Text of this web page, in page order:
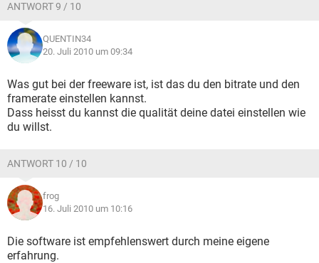
ANTWORT 9 / 10
QUENTIN34
20. Juli 2010 um 09:34
Was gut bei der freeware ist, ist das du den bitrate und den
framerate einstellen kannst.
Dass heisst du kannst die qualität deine datei einstellen wie
du willst.
ANTWORT 10 / 10
frog
16. Juli 2010 um 10:16
Die software ist empfehlenswert durch meine eigene
erfahrung.